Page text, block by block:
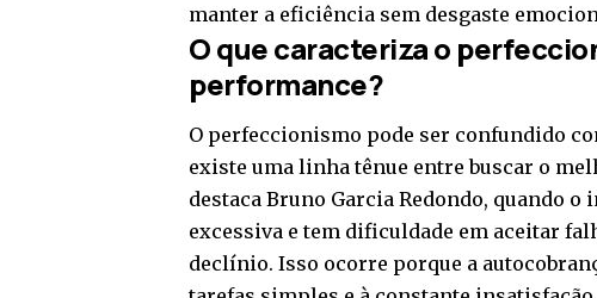
manter a eficiência sem desgaste
O que caracteriza o
performance?
O perfeccionismo pode ser confundido
existe uma linha tênue entre buscar o
destaca Bruno Garcia Redondo, quando
excessiva e tem dificuldade em aceitar
declínio. Isso ocorre porque a